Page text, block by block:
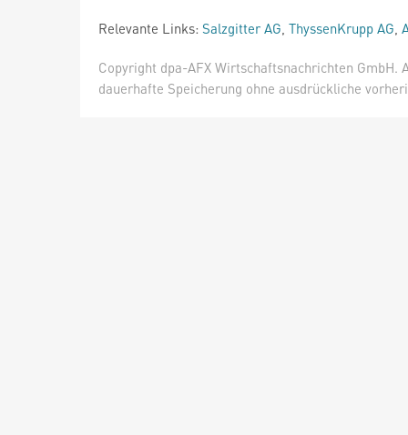
Relevante Links: Salzgitter AG, ThyssenKrupp AG,
Copyright dpa-AFX Wirtschaftsnachrichten
dauerhafte Speicherung ohne ausdrückliche